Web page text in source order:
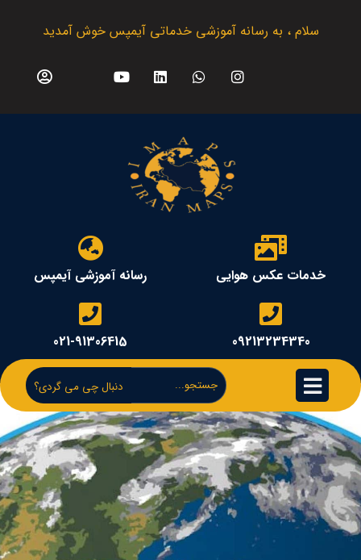
سلام ، به رسانه آموزشی خدماتی آیمپس خوش آمدید
خدمات عکس هوایی
09213234340
رسانه آموزشی آیمپس
021-91306415
دنبال چی می گردی؟